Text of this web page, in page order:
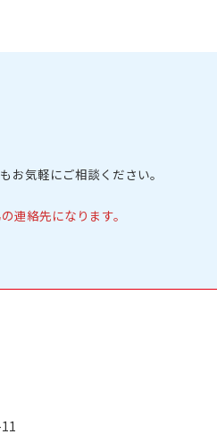
お気軽にご相談ください。
連絡先になります。